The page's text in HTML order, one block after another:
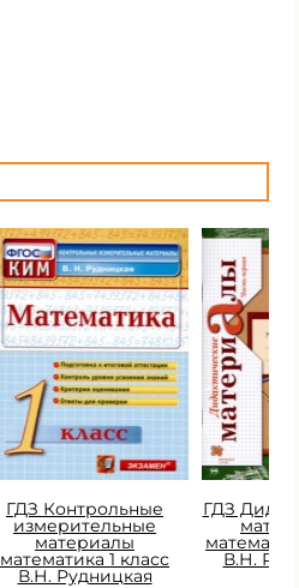
ГДЗ Контрольные
измерительные
материалы
математика 1 класс
В.Н. Рудницкая
ГДЗ
В.Н.